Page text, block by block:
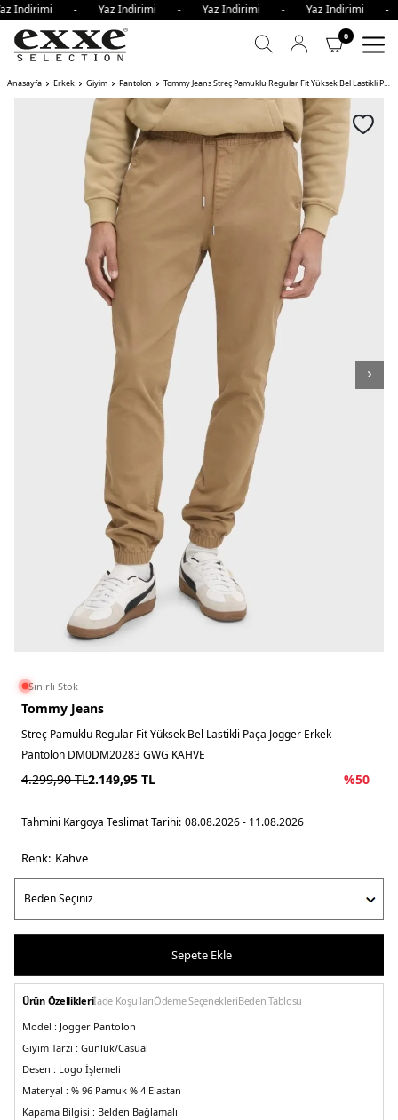
İndirimi - Yaz İndirimi - Yaz İndirimi - Yaz
0
Anasayfa Erkek Giyim Pantolon Tommy Jeans Streç Pamuklu Regular Fit Yüksek Bel Lastikli Paça Jogger Erkek Pantolon GWG
Sınırlı Stok
Tommy Jeans
Streç Pamuklu Regular Fit Yüksek Bel Lastikli Paça Jogger Erkek
Pantolon DM0DM20283 GWG KAHVE
4.299,90TL2.149,95 TL %50
Tahmini Kargoya Teslimat Tarihi: 08.08.2026 - 11.08.2026
Renk: kahve
Sepete Ekle
Ürün Özellikleriİade KoşullarıÖdeme SeçenekleriBeden Tablosu
Model : Jogger Pantolon
Giyim Tarzı : Günlük/Casual
Desen : Logo İşlemeli
Materyal : % 96 Pamuk % 4 Elastan
Kapama Bilgisi : Belden Bağlamalı